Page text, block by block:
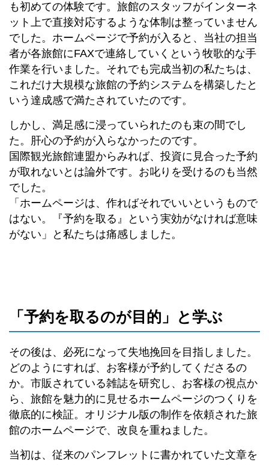
も初めての体験です。旅館のスタッフがインターネ
ット上で直接対応するような体制は整っていません
でした。ホームページで予約が入ると、当社の担当
者が各旅館にFAXで連絡していくという牧歌的な手
作業を行いました。それでも完成当初の私たちは、
これだけ大規模な旅館の予約システムを構築したと
いう達成感で満たされていたのです。
しかし、満足感に浸っていられたのも束の間でし
た。肝心の予約が入らなかったのです。
国際観光旅館連盟からみれば、投資に見合った予約
が取れないとは論外です。お叱りを受けるのも当然
でした。
「ホームページは、作ればそれでいいというもので
はない。『予約を取る』という実効がなければ意味
がない」と私たちは痛感しました。
「予約を取るのが目的」と学ぶ
その後は、必死になって失地挽回を目指しました。
どのようにすれば、お客様が予約してくださるの
か。市販されている雑誌を研究し、お客様の視点か
ら、旅館を魅力的に見せるホームページのつくりを
徹底的に検証。オリジナル版の制作を依頼された旅
館のホームページで、改良を重ねました。
当初は、従来のパンフレットに書かれていた文章を